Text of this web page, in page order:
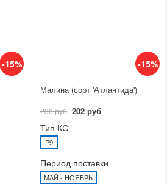
-15% -15%
Малина (сорт 'Атлантида')
238 руб 202 руб
Тип КС
P9
Период поставки
МАЙ - НОЯБРЬ